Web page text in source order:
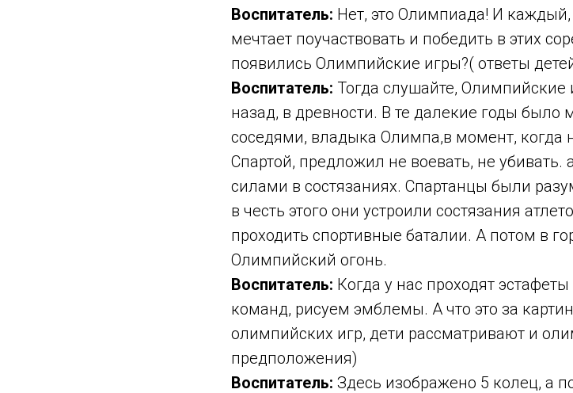
Воспитатель: Нет, это Олимпиада! И каждый,
мечтает поучаствовать и победить в этих
появились Олимпийские игры?( ответы
Воспитатель: Тогда слушайте,
назад, в древности. В те далекие годы было
соседями, владыка Олимпа,в момент, когда
Спартой, предложил не воевать, не
силами в состязаниях. Спартанцы были
в честь этого они устроили состязания
проходить спортивные баталии. А потом в
Олимпийский огонь.
Воспитатель: Когда у нас проходят
команд, рисуем эмблемы. А что это за
олимпийских игр, дети рассматривают и
предположения)
Воспитатель: Здесь изображено 5 колец, а